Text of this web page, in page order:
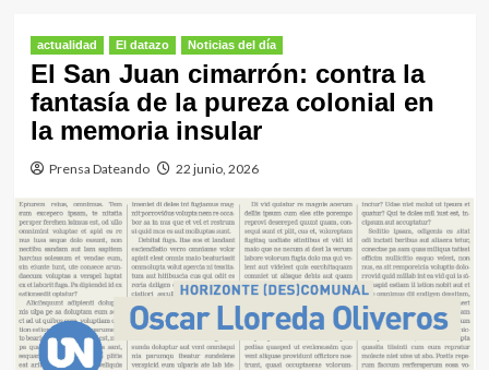
actualidad El datazo Noticias del día
El San Juan cimarrón: contra la
fantasía de la pureza colonial en
la memoria insular
Prensa Dateando 22 junio, 2026